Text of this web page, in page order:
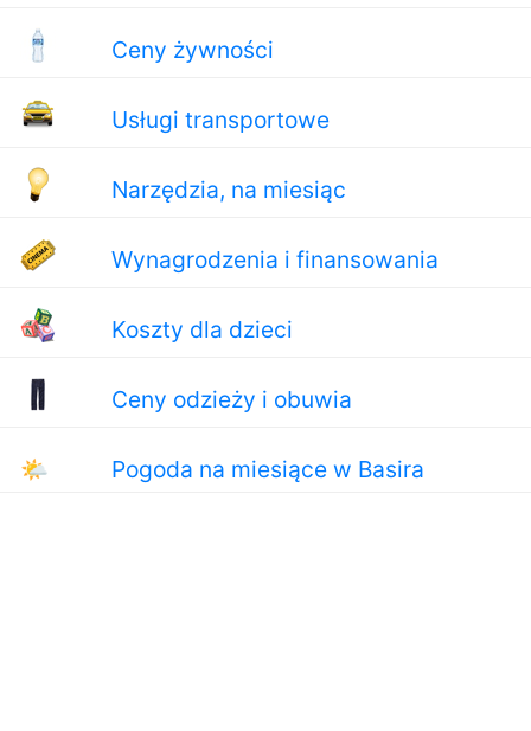
Ceny żywności
Usługi transportowe
Narzędzia, na miesiąc
Wynagrodzenia i finansowania
Koszty dla dzieci
Ceny odzieży i obuwia
🌤 Pogoda na miesiące w Basira